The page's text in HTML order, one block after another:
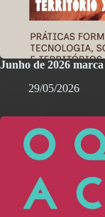
Junho de 2026
29/05/2026